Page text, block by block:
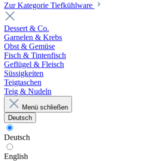
Zur Kategorie Tiefkühlware
Dessert & Co.
Garnelen & Krebs
Obst & Gemüse
Fisch & Tintenfisch
Geflügel & Fleisch
Süssigkeiten
Teigtaschen
Teig & Nudeln
Menü schließen
Deutsch
Deutsch
English